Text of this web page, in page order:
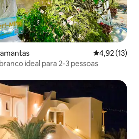
4,92 de uma
4,92 (13)
ideal para 2-3 pessoas